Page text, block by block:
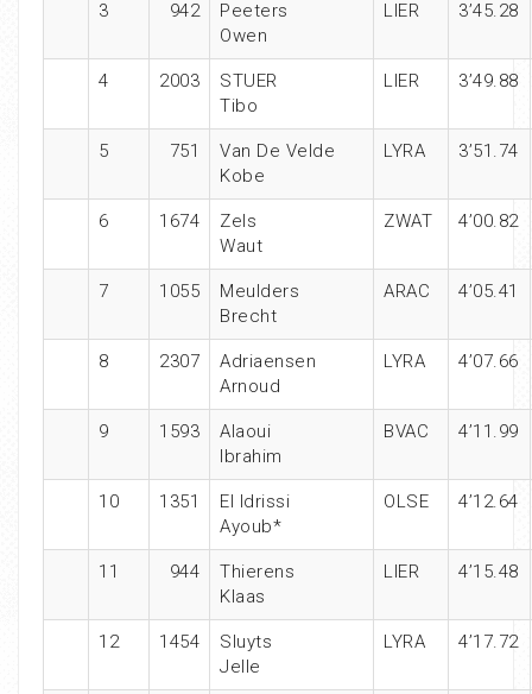
3 942
Peeters
Owen
LIER 3’45.28
4 2003
STUER
Tibo
LIER 3’49.88
5 751
Van De Velde
Kobe
LYRA 3’51.74
6 1674
Zels
Waut
ZWAT 4’00.82
7 1055
Meulders
Brecht
ARAC 4’05.41
8 2307
Adriaensen
Arnoud
LYRA 4’07.66
9 1593
Alaoui
Ibrahim
BVAC 4’11.99
10 1351
El Idrissi
Ayoub*
OLSE 4’12.64
11 944
Thierens
Klaas
LIER 4’15.48
12 1454
Sluyts
Jelle
LYRA 4’17.72